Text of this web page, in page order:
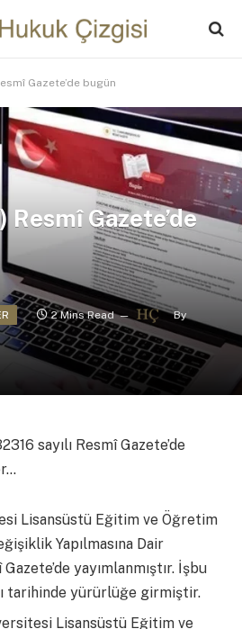
Gazete’de bugün
Gazete’de
2 Mins Read By
sayılı Resmî Gazete’de
Lisansüstü Eğitim ve Öğretim
Yapılmasına Dair
yayımlanmıştır. İşbu
tarihinde yürürlüğe girmiştir.
Lisansüstü Eğitim ve